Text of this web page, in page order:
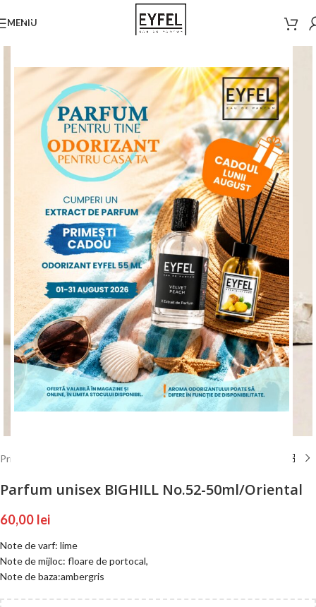
MENIU
Mărește poza
Prima pagină
Parfum unisex BIGHILL No.52-50ml/Oriental
60,00 lei
Note de varf: lime
Note de mijloc: floare de portocal,
Note de baza:ambergris